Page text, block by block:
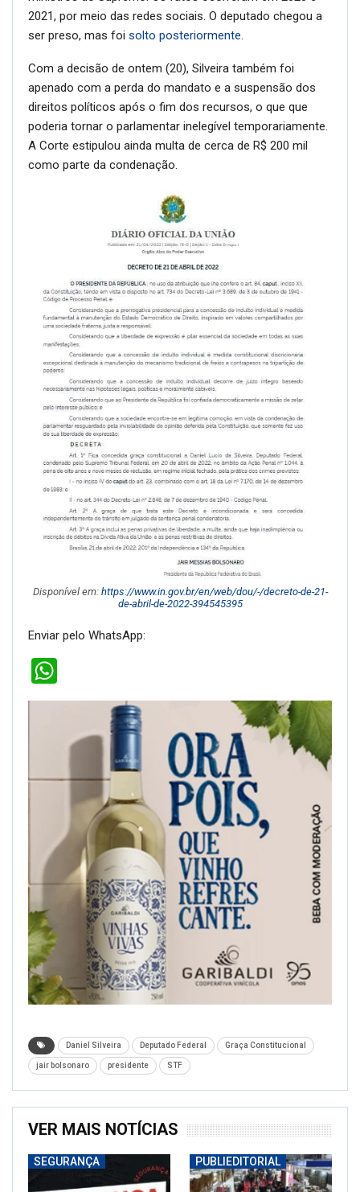
2021, por meio das redes sociais. O deputado chegou a
ser preso, mas foi solto posteriormente.
Com a decisão de ontem (20), Silveira também foi
apenado com a perda do mandato e a suspensão dos
direitos políticos após o fim dos recursos, o que que
poderia tornar o parlamentar inelegível temporariamente.
A Corte estipulou ainda multa de cerca de R$ 200 mil
como parte da condenação.
Disponível em: https://www.in.gov.br/en/web/dou/-/decreto-de-21-
de-abril-de-2022-394545395
Enviar pelo WhatsApp:
Daniel Silveira Deputado Federal Graça Constitucional
jair bolsonaro presidente STF
VER MAIS NOTÍCIAS
SEGURANÇA PUBLIEDITORIAL